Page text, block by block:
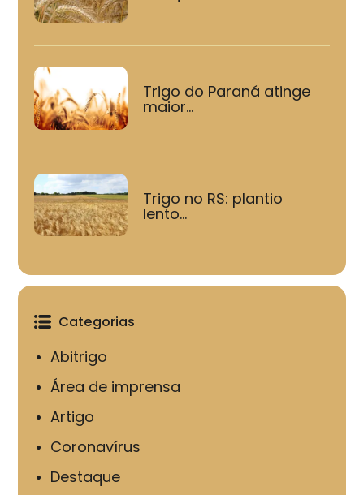
Trigo do Paraná atinge
maior...
Trigo no RS: plantio
lento...
Categorias
Abitrigo
Área de imprensa
Artigo
Coronavírus
Destaque